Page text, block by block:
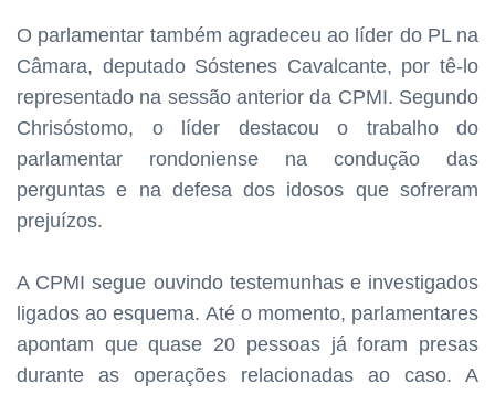
O parlamentar também agradeceu ao líder do PL na
Câmara, deputado Sóstenes Cavalcante, por tê-lo
representado na sessão anterior da CPMI. Segundo
Chrisóstomo, o líder destacou o trabalho do
parlamentar rondoniense na condução das
perguntas e na defesa dos idosos que sofreram
prejuízos.
A CPMI segue ouvindo testemunhas e investigados
ligados ao esquema. Até o momento, parlamentares
apontam que quase 20 pessoas já foram presas
durante as operações relacionadas ao caso. A